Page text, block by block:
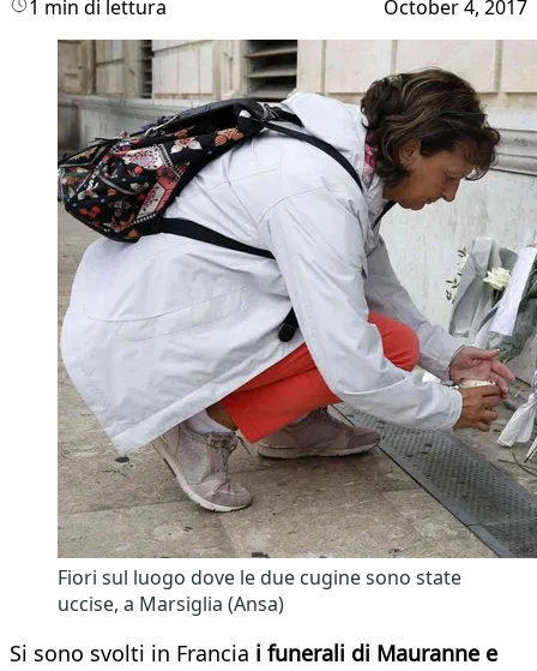
1 min di lettura October 4, 2017
Fiori sul luogo dove le due cugine sono state
uccise, a Marsiglia (Ansa)
Si sono svolti in Francia i funerali di Mauranne e